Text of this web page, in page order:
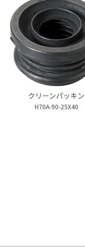
クリーンパッキン
H70A-90-25X40